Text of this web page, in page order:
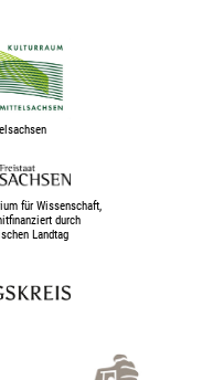
für Wissenschaft,
durch
Landtag